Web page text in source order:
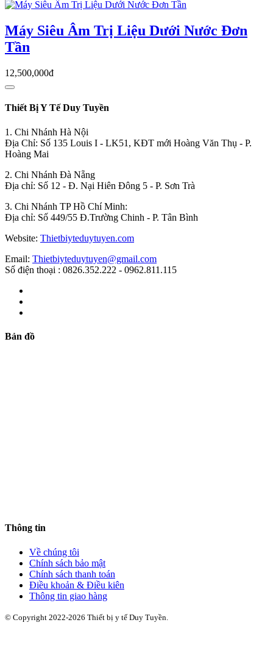
Máy Siêu Âm Trị Liệu Dưới Nước Đơn
Tần
12,500,000đ
Thiết Bị Y Tế Duy Tuyền
1. Chi Nhánh Hà Nội
Địa Chỉ: Số 135 Louis I - LK51, KĐT mới Hoàng Văn Thụ - P.
Hoàng Mai
2. Chi Nhánh Đà Nẵng
Địa chỉ: Số 12 - Đ. Nại Hiên Đông 5 - P. Sơn Trà
3. Chi Nhánh TP Hồ Chí Minh:
Địa chỉ: Số 449/55 Đ.Trường Chinh - P. Tân Bình
Website: Thietbiyteduytuyen.com
Email: Thietbiyteduytuyen@gmail.com
Số điện thoại : 0826.352.222 - 0962.811.115
Bản đồ
Thông tin
Về chúng tôi
Chính sách bảo mật
Chính sách thanh toán
Điều khoản & Điều kiên
Thông tin giao hàng
© Copyright 2022-2026 Thiết bị y tế Duy Tuyền.